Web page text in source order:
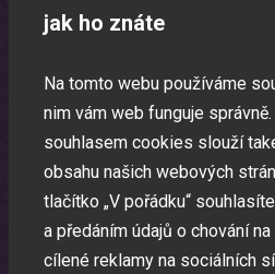
jak ho znáte
Na tomto webu používáme
nim vám web funguje
souhlasem cookies slouží
obsahu našich webových
tlačítko „V pořádku“
a předáním údajů o chování
cílené reklamy na sociálních